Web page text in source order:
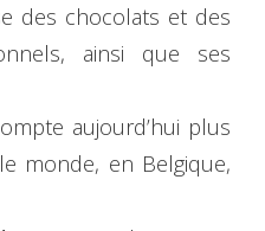
des chocolats et des
ainsi que ses
aujourd’hui plus
monde, en Belgique,